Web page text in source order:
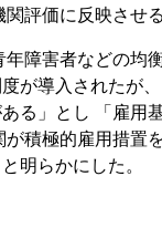
評価に反映させ
障害者などの均
が導入されたが
る」とし 「雇用
積極的雇用措置
明らかにした。